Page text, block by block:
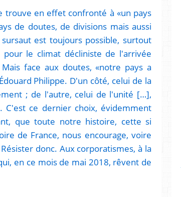
trouve en effet confronté à «un pays
de doutes, de divisions mais aussi
est toujours possible, surtout
le climat décliniste de l'arrivée
face aux doutes, «notre pays a
Philippe. D'un côté, celui de la
; de l'autre, celui de l'unité […],
C'est ce dernier choix, évidemment
que toute notre histoire, cette si
de France, nous encourage, voire
donc. Aux corporatismes, à la
en ce mois de mai 2018, rêvent de